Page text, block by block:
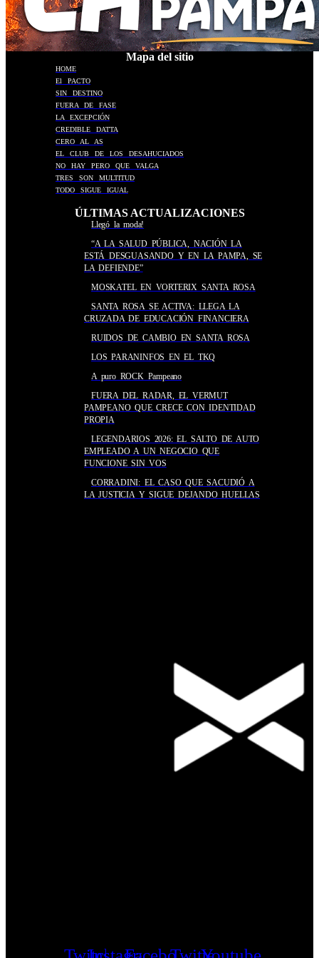
Mapa del sitio
HOME
El PACTO
SIN DESTINO
FUERA DE FASE
LA EXCEPCIÓN
CREDIBLE DATTA
CERO AL AS
EL CLUB DE LOS DESAHUCIADOS
NO HAY PERO QUE VALGA
TRES SON MULTITUD
TODO SIGUE IGUAL
ÚLTIMAS ACTUALIZACIONES
Llegó la moda!
“A LA SALUD PÚBLICA, NACIÓN LA
ESTÁ DESGUASANDO Y EN LA PAMPA, SE
LA DEFIENDE”
MOSKATEL EN VORTERIX SANTA ROSA
SANTA ROSA SE ACTIVA: LLEGA LA
CRUZADA DE EDUCACIÓN FINANCIERA
RUIDOS DE CAMBIO EN SANTA ROSA
LOS PARANINFOS EN EL TKQ
A puro ROCK Pampeano
FUERA DEL RADAR, EL VERMUT
PAMPEANO QUE CRECE CON IDENTIDAD
PROPIA
LEGENDARIOS 2026: EL SALTO DE AUTO
EMPLEADO A UN NEGOCIO QUE
FUNCIONE SIN VOS
CORRADINI: EL CASO QUE SACUDIÓ A
LA JUSTICIA Y SIGUE DEJANDO HUELLAS